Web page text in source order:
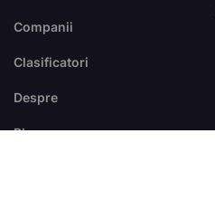
Companii
Clasificatori
Despre
Blog